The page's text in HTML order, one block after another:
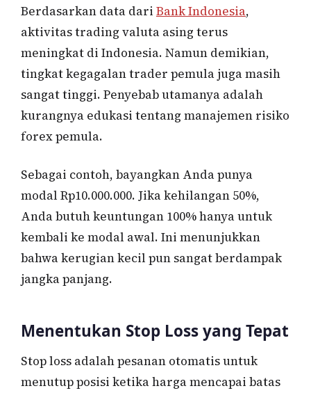
Berdasarkan data dari Bank Indonesia,
aktivitas trading valuta asing terus
meningkat di Indonesia. Namun demikian,
tingkat kegagalan trader pemula juga masih
sangat tinggi. Penyebab utamanya adalah
kurangnya edukasi tentang manajemen risiko
forex pemula.
Sebagai contoh, bayangkan Anda punya
modal Rp10.000.000. Jika kehilangan 50%,
Anda butuh keuntungan 100% hanya untuk
kembali ke modal awal. Ini menunjukkan
bahwa kerugian kecil pun sangat berdampak
jangka panjang.
Menentukan Stop Loss yang Tepat
Stop loss adalah pesanan otomatis untuk
menutup posisi ketika harga mencapai batas